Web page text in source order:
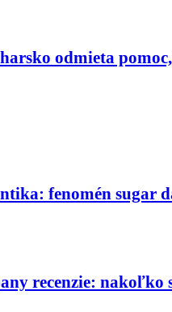
odmieta
fenomén sugar
recenzie: